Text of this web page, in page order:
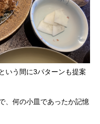
いう間に3パターンも提案
、何の小皿であったか記憶